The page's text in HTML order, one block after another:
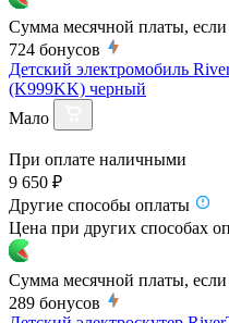
Сумма месячной платы, если
724 бонусов
Детский электромобиль
(K999KK) черный
Мало
При оплате наличными
9 650 ₽
Другие способы оплаты
Цена при других способах
Сумма месячной платы, если
289 бонусов